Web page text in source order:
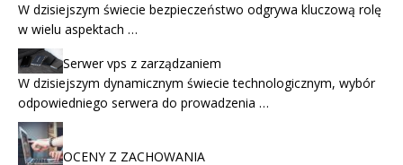
W dzisiejszym świecie bezpieczeństwo odgrywa kluczową rolę
w wielu aspektach …
Serwer vps z zarządzaniem
W dzisiejszym dynamicznym świecie technologicznym, wybór
odpowiedniego serwera do prowadzenia …
OCENY Z ZACHOWANIA